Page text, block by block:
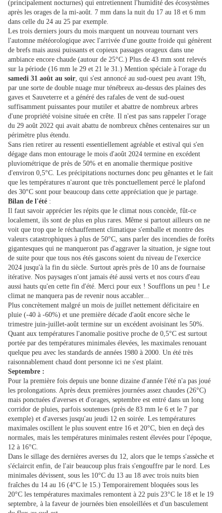
(principalement nocturnes) qui entretiennent l'humidité des écosystèmes
après les orages de la mi-août. 7 mm dans la nuit du 17 au 18 et 6 mm
dans celle du 24 au 25 par exemple.
Les trois derniers jours du mois marquent un nouveau tournant vers
l'automne météorologique avec l'arrivée d'une goutte froide qui génèrent
de brefs mais aussi puissants et copieux passages orageux dans une
ambiance encore chaude (autour de 25°C.) Plus de 43 mm sont relevés
sur la période (16 mm le 29 et 21 le 31.) Mention spéciale à l'orage du
samedi 31 août au soir, qui s'est annoncé au sud-ouest peu avant 19h,
par une sorte de double nuage mur ténébreux au-dessus des plaines des
gaves et Sauveterre et a généré des rafales de vent de sud-ouest
suffisamment puissantes pour mutiler et abattre de nombreux arbres
d'une propriété voisine située en crête. Il n'est pas sans rappeler l'orage
du 29 août 2022 qui avait abattu de nombreux chênes centenaires sur un
périmètre plus étendu.
Sans rien retirer au ressenti essentiellement agréable et estival qui s'en
dégage dans mon entourage le mois d'août 2024 termine en excédent
pluviométrique de près de 50% et en anomalie thermique positive
d'environ 0,5°C. Les précipitations nocturnes donc peu gênantes et le fait
que les températures n'auront que très ponctuellement percé le plafond
des 30°C sont pour beaucoup dans cette appréciation que je partage.
Bilan de l'été :
Il faut savoir apprécier les répits que le climat nous concède, fût-ce
localement, ils sont de plus en plus rares. Même si partout ailleurs on ne
voit que trop que le réchauffement climatique s'emballe et montre des
valeurs catastrophiques à plus de 50°C, sans parler des incendies de forêts
gigantesques qui ne manqueront pas d'aggraver la situation, je signe tout
de suite pour que tous nos étés gascons soient du niveau de l'exercice
2024 jusqu'à la fin du siècle. Surtout après près de 10 ans de fournaise
itérative. Nos paysages n'ont jamais été aussi verts et nos cours d'eau
aussi hauts qu'en cette fin d'été. Merci pour eux ! Soufflons un peu ! Le
climat ne manquera pas de revenir nous accabler...
Plus concrètement malgré un mois de juillet nettement déficitaire en
pluie (-40 à -60%) et une première décade d'août encore sèche le
trimestre juin-juillet-août termine sur un excédent avoisinant les 50%.
Quant aux températures l'anomalie positive proche de 0,5°C est surtout
portée par des températures minimales élevées, les maximales renouant
quelque peu avec les standards de années 1980 à 2000. Un été très
raisonnablement chaud dont personne ici ne s'est plaint.
Septembre :
Pour la première fois depuis une bonne dizaine d'année l'été n'a pas joué
les prolongations. Après deux premières journées assez chaudes (26°C)
mais ponctuées d'averses et d'orages, septembre est entré dans un long
corridor de pluies, parfois soutenues (près de 83 mm le 6 et le 7 par
exemple) et d'averses jusqu'au jeudi 12 en soirée. Les températures
maximales oscillent le plus souvent entre 16 et 20°C, bien en deçà des
normales, mais les températures minimales restent élevées pour l'époque,
12 à 16°C.
Dans le sillage des dernières averses du 12, alors que le temps s'assèche et
s'éclaircit enfin, de l'air beaucoup plus frais s'engouffre par le nord. Les
minimales dévissent, sous les 10°C du 13 au 18 avec trois nuits bien
fraîches du 14 au 16 (4°C le 15.) Temporairement bloquées sous les
20°C les températures maximales remontent à 22 puis 23°C le 18 et le 19
septembre, à la faveur de journées bien ensoleillées et d'un basculement